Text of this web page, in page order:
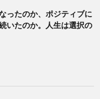
ったのか、ポジティブに
いたのか。人生は選択の